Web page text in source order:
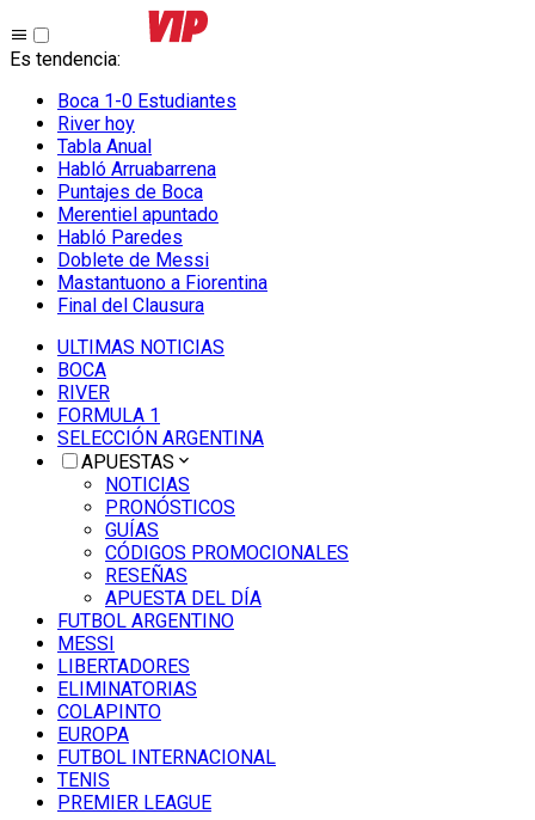
Es tendencia:
Boca 1-0 Estudiantes
River hoy
Tabla Anual
Habló Arruabarrena
Puntajes de Boca
Merentiel apuntado
Habló Paredes
Doblete de Messi
Mastantuono a Fiorentina
Final del Clausura
ULTIMAS NOTICIAS
BOCA
RIVER
FORMULA 1
SELECCIÓN ARGENTINA
APUESTAS
NOTICIAS
PRONÓSTICOS
GUÍAS
CÓDIGOS PROMOCIONALES
RESEÑAS
APUESTA DEL DÍA
FUTBOL ARGENTINO
MESSI
LIBERTADORES
ELIMINATORIAS
COLAPINTO
EUROPA
FUTBOL INTERNACIONAL
TENIS
PREMIER LEAGUE